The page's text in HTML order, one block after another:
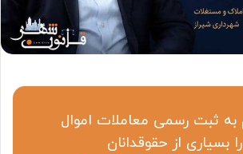
به ثبت رسمی معاملات اموال
بسیاری از حقوقدانان